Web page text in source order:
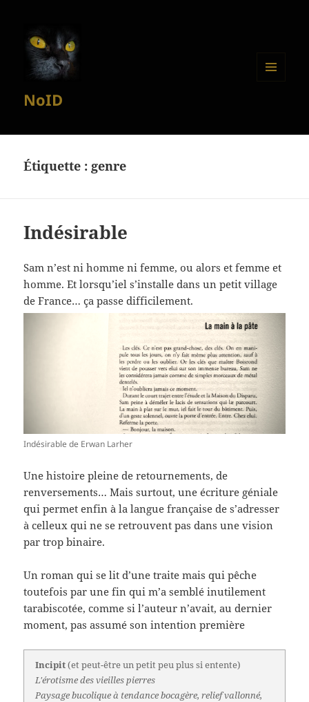
NoID
Étiquette : genre
Indésirable
Sam n’est ni homme ni femme, ou alors et femme et
homme. Et lorsqu’iel s’installe dans un petit village
de France… ça passe difficilement.
Indésirable de Erwan Larher
Une histoire pleine de retournements, de
renversements… Mais surtout, une écriture géniale
qui permet enfin à la langue française de s’adresser
à celleux qui ne se retrouvent pas dans une vision
par trop binaire.
Un roman qui se lit d’une traite mais qui pêche
toutefois par une fin qui m’a semblé inutilement
tarabiscotée, comme si l’auteur n’avait, au dernier
moment, pas assumé son intention première
Incipit(et peut-être un petit peu plus si entente)
L'érotisme des vieilles pierres
Paysage bucolique à tendance bocagère, relief vallonné,